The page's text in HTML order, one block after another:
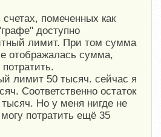
помеченных как
доступно
лимит. При том сумма
отображалась сумма,
лимит 50 тысяч. сейчас я
Соответственно остаток
Но у меня нигде не
потратить ещё 35